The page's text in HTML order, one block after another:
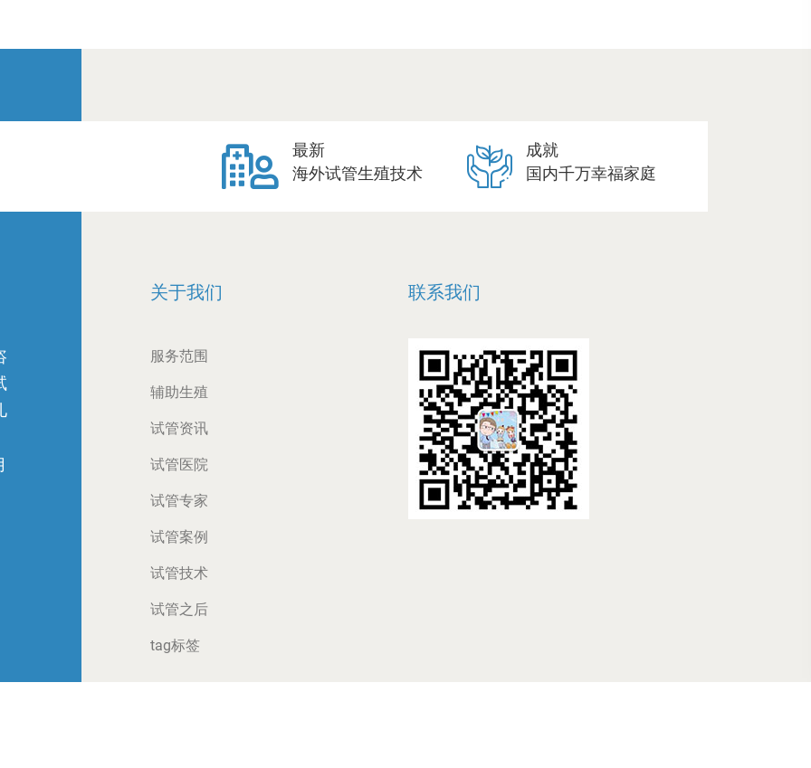
最新
海外试管生殖技术
成就
国内千万幸福家庭
关于我们
服务范围
辅助生殖
试管资讯
试管医院
试管专家
试管案例
试管技术
试管之后
tag标签
联系我们